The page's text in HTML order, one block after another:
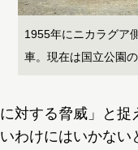
1955年にニカラグア
車。現在は国立公園
対する脅威」と捉
わけにはいかない